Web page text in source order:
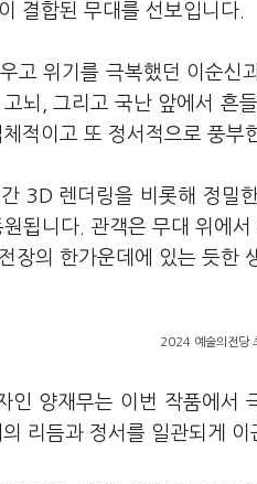
결합된 무대를 선보입니다.
고 위기를 극복했던 이순신
뇌, 그리고 국난 앞에서 흔
적이고 또 정서적으로 풍부
3D 렌더링을 비롯해 정밀
됩니다. 관객은 무대 위에
장의 한가운데에 있는 듯한
2024 예술의전당
인 양재무는 이번 작품에서
리듬과 정서를 일관되게 이